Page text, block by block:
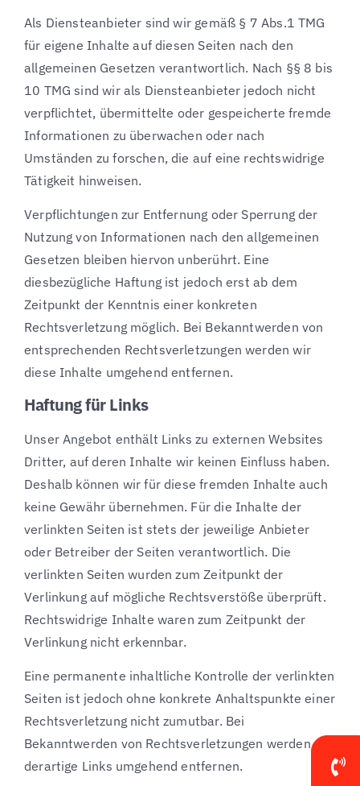
Als Diensteanbieter sind wir gemäß § 7 Abs.1 TMG
für eigene Inhalte auf diesen Seiten nach den
allgemeinen Gesetzen verantwortlich. Nach §§ 8 bis
10 TMG sind wir als Diensteanbieter jedoch nicht
verpflichtet, übermittelte oder gespeicherte fremde
Informationen zu überwachen oder nach
Umständen zu forschen, die auf eine rechtswidrige
Tätigkeit hinweisen.
Verpflichtungen zur Entfernung oder Sperrung der
Nutzung von Informationen nach den allgemeinen
Gesetzen bleiben hiervon unberührt. Eine
diesbezügliche Haftung ist jedoch erst ab dem
Zeitpunkt der Kenntnis einer konkreten
Rechtsverletzung möglich. Bei Bekanntwerden von
entsprechenden Rechtsverletzungen werden wir
diese Inhalte umgehend entfernen.
Haftung für Links
Unser Angebot enthält Links zu externen Websites
Dritter, auf deren Inhalte wir keinen Einfluss haben.
Deshalb können wir für diese fremden Inhalte auch
keine Gewähr übernehmen. Für die Inhalte der
verlinkten Seiten ist stets der jeweilige Anbieter
oder Betreiber der Seiten verantwortlich. Die
verlinkten Seiten wurden zum Zeitpunkt der
Verlinkung auf mögliche Rechtsverstöße überprüft.
Rechtswidrige Inhalte waren zum Zeitpunkt der
Verlinkung nicht erkennbar.
Eine permanente inhaltliche Kontrolle der verlinkten
Seiten ist jedoch ohne konkrete Anhaltspunkte einer
Rechtsverletzung nicht zumutbar. Bei
Bekanntwerden von Rechtsverletzungen werden wir
derartige Links umgehend entfernen.